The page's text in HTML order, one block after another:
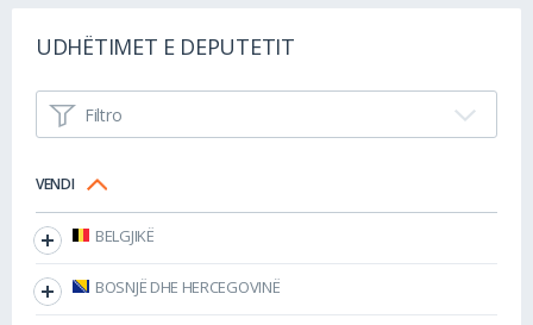
UDHËTIMET E DEPUTETIT
Filtro
VENDI
BELGJIKË
BOSNJË DHE HERCEGOVINË